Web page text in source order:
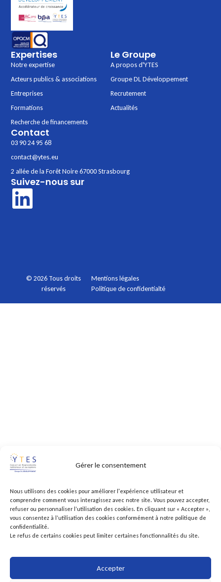
Gérer le consentement
Nous utilisons des cookies pour améliorer l'expérience utilisateur et
comprendre comment vous interagissez avec notre site. Vous pouvez accepter,
refuser ou personnaliser l’utilisation des cookies. En cliquant sur « Accepter »,
vous consentez à l’utilisation des cookies conformément à notre politique de
confidentialité.
Le refus de certains cookies peut limiter certaines fonctionnalités du site.
Accepter
Expertises
Notre expertise
Acteurs publics & associations
Entreprises
Formations
Recherche de financements
Le Groupe
A propos d'YTES
Groupe DL Développement
Recrutement
Actualités
Contact
03 90 24 95 68
contact@ytes.eu
2 allée de la Forêt Noire 67000 Strasbourg
Suivez-nous sur
© 2026 Tous droits
réservés
Mentions légales
Politique de confidentialté